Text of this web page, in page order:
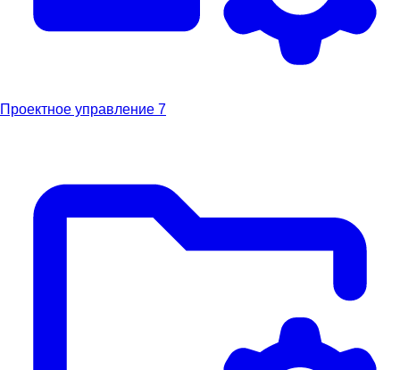
Проектное управление 7